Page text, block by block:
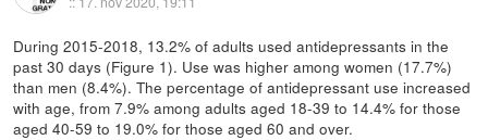
During 2015-2018, 13.2% of adults used antidepressants in the
past 30 days (Figure 1). Use was higher among women (17.7%)
than men (8.4%). The percentage of antidepressant use increased
with age, from 7.9% among adults aged 18-39 to 14.4% for those
aged 40-59 to 19.0% for those aged 60 and over.